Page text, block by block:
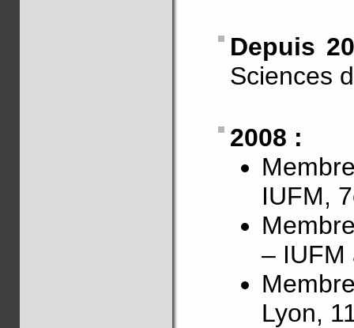
Depuis
Sciences
2008 :
IUFM,
– IUFM
Lyon,